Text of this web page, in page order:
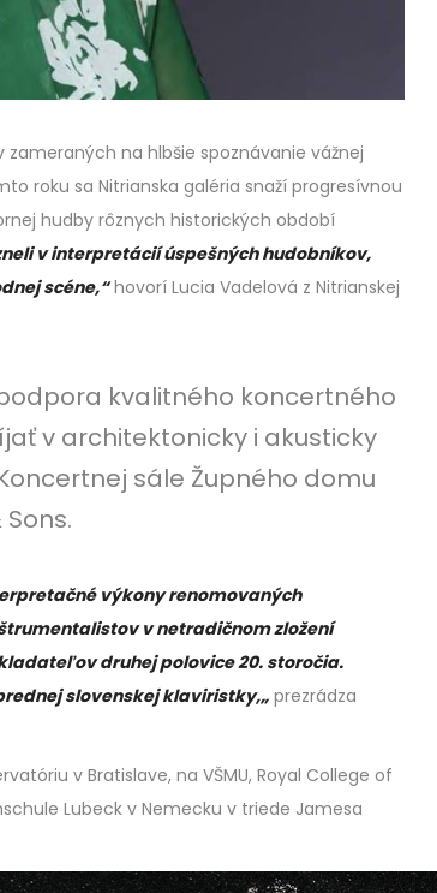
na hlbšie spoznávanie vážnej
roku sa Nitrianska galéria snaží progresívnou
hudby rôznych historických období
v interpretácií úspešných hudobníkov,
scéne,“hovorí Lucia Vadelová z Nitrianskej
kvalitného koncertného
v architektonicky i akusticky
sále Župného domu
výkony renomovaných
v netradičnom zložení
druhej polovice 20. storočia.
slovenskej klaviristky,„ prezrádza
v Bratislave, na VŠMU, Royal College of
Lubeck v Nemecku v triede Jamesa